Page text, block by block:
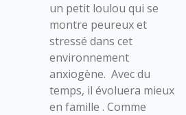
un petit loulou qui se
montre peureux et
stressé dans cet
environnement
anxiogène. Avec du
temps, il évoluera mieux
en famille . Comme